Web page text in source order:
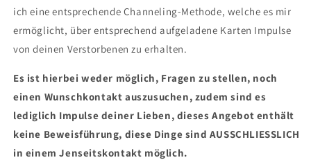
ich eine entsprechende Channeling-Methode, welche es mir
ermöglicht, über entsprechend aufgeladene Karten Impulse
von deinen Verstorbenen zu erhalten.
Es ist hierbei weder möglich, Fragen zu stellen, noch
einen Wunschkontakt auszusuchen, zudem sind es
lediglich Impulse deiner Lieben, dieses Angebot enthält
keine Beweisführung, diese Dinge sind AUSSCHLIESSLICH
in einem Jenseitskontakt möglich.